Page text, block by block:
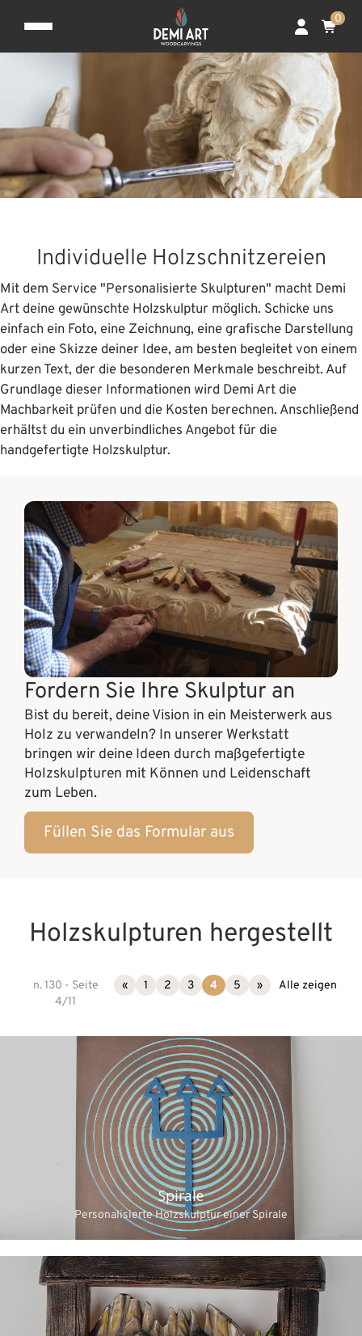
0
Individuelle Holzschnitzereien
Mit dem Service "Personalisierte Skulpturen" macht Demi
Art deine gewünschte Holzskulptur möglich. Schicke uns
einfach ein Foto, eine Zeichnung, eine grafische Darstellung
oder eine Skizze deiner Idee, am besten begleitet von einem
kurzen Text, der die besonderen Merkmale beschreibt. Auf
Grundlage dieser Informationen wird Demi Art die
Machbarkeit prüfen und die Kosten berechnen. Anschließend
erhältst du ein unverbindliches Angebot für die
handgefertigte Holzskulptur.
Fordern Sie Ihre Skulptur an
Bist du bereit, deine Vision in ein Meisterwerk aus
Holz zu verwandeln? In unserer Werkstatt
bringen wir deine Ideen durch maßgefertigte
Holzskulpturen mit Können und Leidenschaft
zum Leben.
Füllen Sie das Formular aus
Holzskulpturen hergestellt
n. 130 - Seite
4/11
« 1 2 3 4 5 » Alle zeigen
Spirale
Personalisierte Holzskulptur einer Spirale